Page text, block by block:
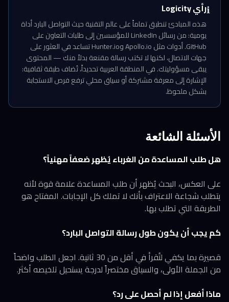
ℹ️رأي Logicity
هذه المبادئ تنطبق تماماً على عالم التقنية حيث التواصل البارد أداة
يومية: من رسائل LinkedIn للمؤسسين إلى طلبات التعاون على
GitHub. أدوات مثل Apollo.io وHunter.io تساعد في العثور على
جهات الاتصال، لكنها لا تكتب رسالة مقنعة بدلاً منك — المحتوى
يبقى مسؤوليتك. في المنطقة العربية تحديداً، تُضاف طبقة ثقافية:
الإشارة إلى معرفة مشتركة أو سياق محلي ترفع فرص الاستجابة
بشكل ملحوظ.
الأسئلة الشائعة
هل طلب المساعدة من الغرباء يُظهر ضعفاً مهنياً؟
على العكس، البحث يُظهر أن طلب المساعدة علامة قوة لأنه
يتطلب شجاعة الاعتراف بأنك لا تملك كل الإجابات. المفتاح هو
الطريقة التي تطلب بها.
كم يجب أن يكون طول رسالة التواصل البارد؟
قصيرة بما يكفي لتُقرأ في أقل من 30 ثانية. اجعل الطلب واضحاً
من الجملة الأولى، والسياق مختصراً لدرجة يستحيل تلخيصه أكثر.
ماذا أفعل إذا لم أحصل على رد؟